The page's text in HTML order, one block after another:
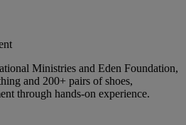
Ministries and Eden Foundation,
and 200+ pairs of shoes,
through hands-on experience.